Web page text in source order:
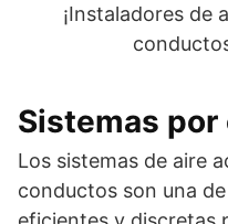
¡Instaladores de
Sistemas
Los sistemas de aire
conductos son una